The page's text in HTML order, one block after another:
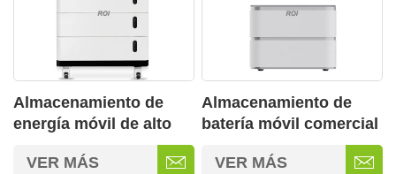
Almacenamiento de
energía móvil de alto
voltaje de 15/20/25 kWh
VER MÁS
Almacenamiento de
batería móvil comercial
de gran capacidad de
2,3 kWh
VER MÁS